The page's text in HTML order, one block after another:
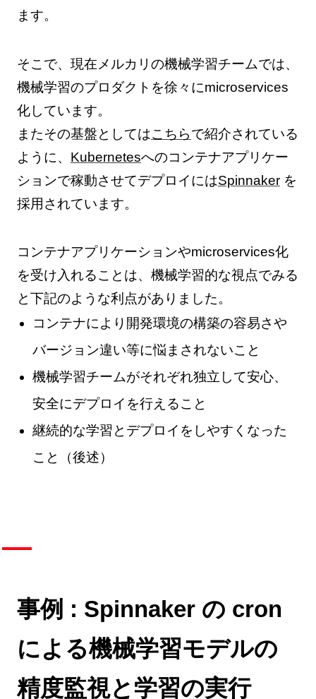
ます。
そこで、現在メルカリの機械学習チームでは、
機械学習のプロダクトを徐々にmicroservices
化しています。
またその基盤としてはこちらで紹介されている
ように、 Kubernetesへのコンテナアプリケー
ションで稼動させてデプロイにはSpinnakerを
採用されています。
コンテナアプリケーションやmicroservices化
を受け入れることは、機械学習的な視点でみる
と下記のような利点がありました。
コンテナにより開発環境の構築の容易さや
バージョン違い等に悩まされないこと
機械学習チームがそれぞれ独立して安心、
安全にデプロイを行えること
継続的な学習とデプロイをしやすくなった
こと（後述）
事例 : Spinnaker の cron
による機械学習モデルの
精度監視と学習の実行